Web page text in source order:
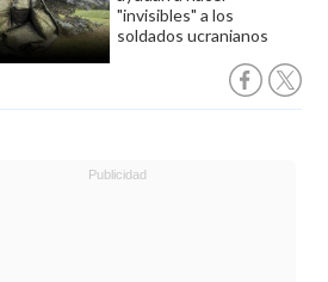
"invisibles" a los
soldados ucranianos